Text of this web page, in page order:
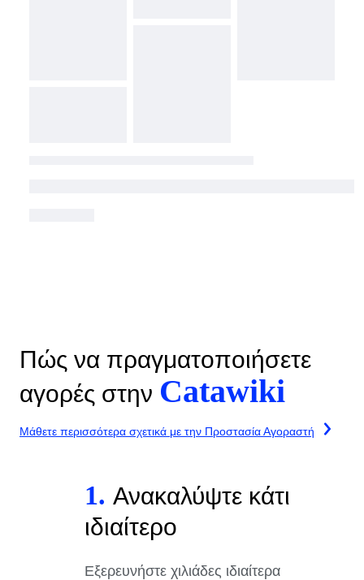
Πώς να πραγματοποιήσετε
αγορές στην Catawiki
Μάθετε περισσότερα σχετικά με την Προστασία Αγοραστή
1. Ανακαλύψτε κάτι
ιδιαίτερο
Εξερευνήστε χιλιάδες ιδιαίτερα